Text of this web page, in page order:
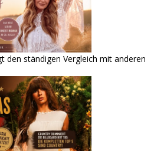
den ständigen Vergleich mit anderen